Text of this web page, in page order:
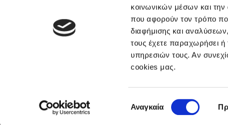
κοινωνικών μέσων και
που αφορούν τον τρόπο
διαφήμισης και
τους έχετε παραχωρήσει ή
υπηρεσιών τους. Αν
cookies μας.
συγκατάθεσης
Αναγκαία